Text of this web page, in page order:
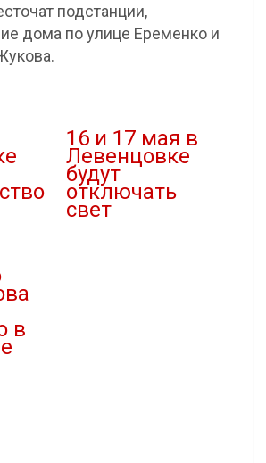
подстанции,
дома по улице Еременко и
16 и 17 мая в
Левенцовке
будут
отключать
свет
в